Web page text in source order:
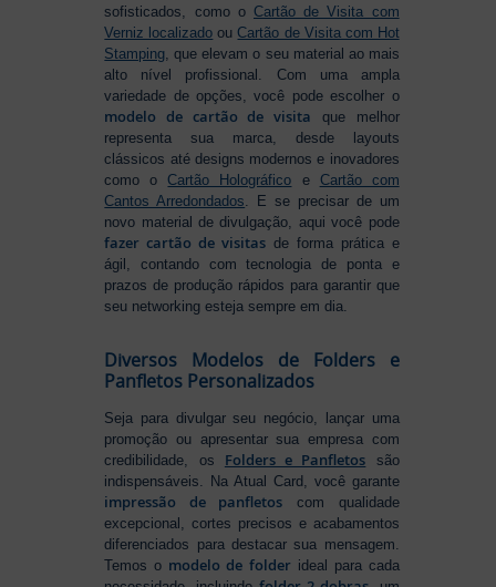
sofisticados, como o Cartão de Visita com
Verniz localizado ouCartão de Visita com Hot
Stamping , que elevam o seu material ao mais
alto nível profissional. Com uma ampla
variedade de opções, você pode escolher o
modelo de cartão de visita que melhor
representa sua marca, desde layouts
clássicos até designs modernos e inovadores
como oCartão Holográfico e Cartão com
Cantos Arredondados . E se precisar de um
novo material de divulgação, aqui você pode
fazer cartão de visitas de forma prática e
ágil, contando com tecnologia de ponta e
prazos de produção rápidos para garantir que
seu networking esteja sempre em dia.
Diversos Modelos de Folders e
Panfletos Personalizados
Seja para divulgar seu negócio, lançar uma
promoção ou apresentar sua empresa com
credibilidade, os Folders e Panfletos são
indispensáveis. Na Atual Card, você garante
impressão de panfletos com qualidade
excepcional, cortes precisos e acabamentos
diferenciados para destacar sua mensagem.
Temos o modelo de folder ideal para cada